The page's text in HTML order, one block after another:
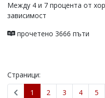
Между 4 и 7 процента от
зависимост
прочетено 3666 пъти
Страници:
1
2 3 4 5